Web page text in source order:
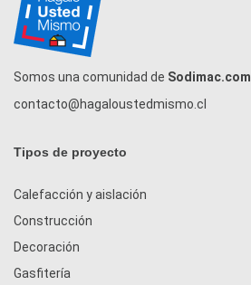
Somos una comunidad de Sodimac.com
contacto@hagaloustedmismo.cl
Tipos de proyecto
Calefacción y aislación
Construcción
Decoración
Gasfitería